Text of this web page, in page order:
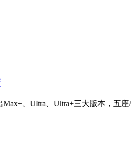
、Ultra、Ultra+三大版本，五